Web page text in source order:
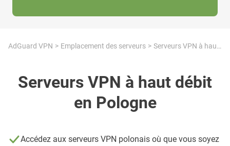
AdGuard VPN Emplacement des serveurs Serveurs VPN à haut débit en Pologne
Serveurs VPN à haut débit
en Pologne
Accédez aux serveurs VPN polonais où que vous soyez